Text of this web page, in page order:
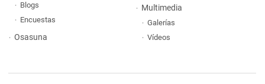
Blogs
Encuestas
Osasuna
Multimedia
Galerías
Vídeos